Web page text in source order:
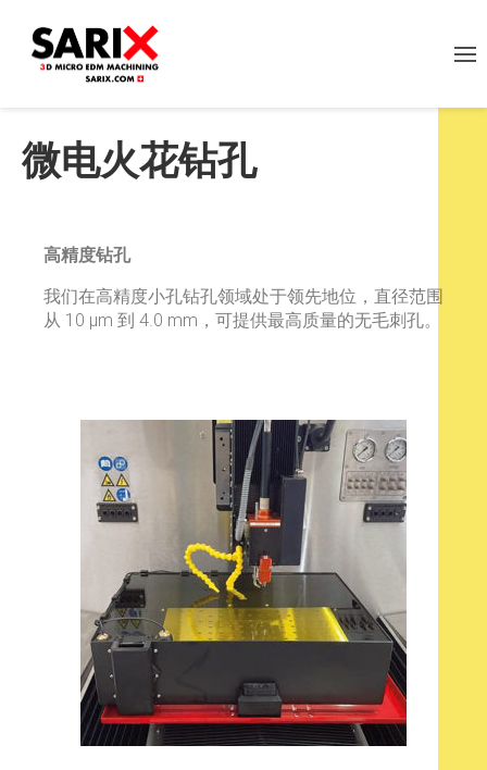
微电火花钻孔
高精度钻孔
我们在高精度小孔钻孔领域处于领先地位，直径范围
从 10 μm 到 4.0 mm，可提供最高质量的无毛刺孔。